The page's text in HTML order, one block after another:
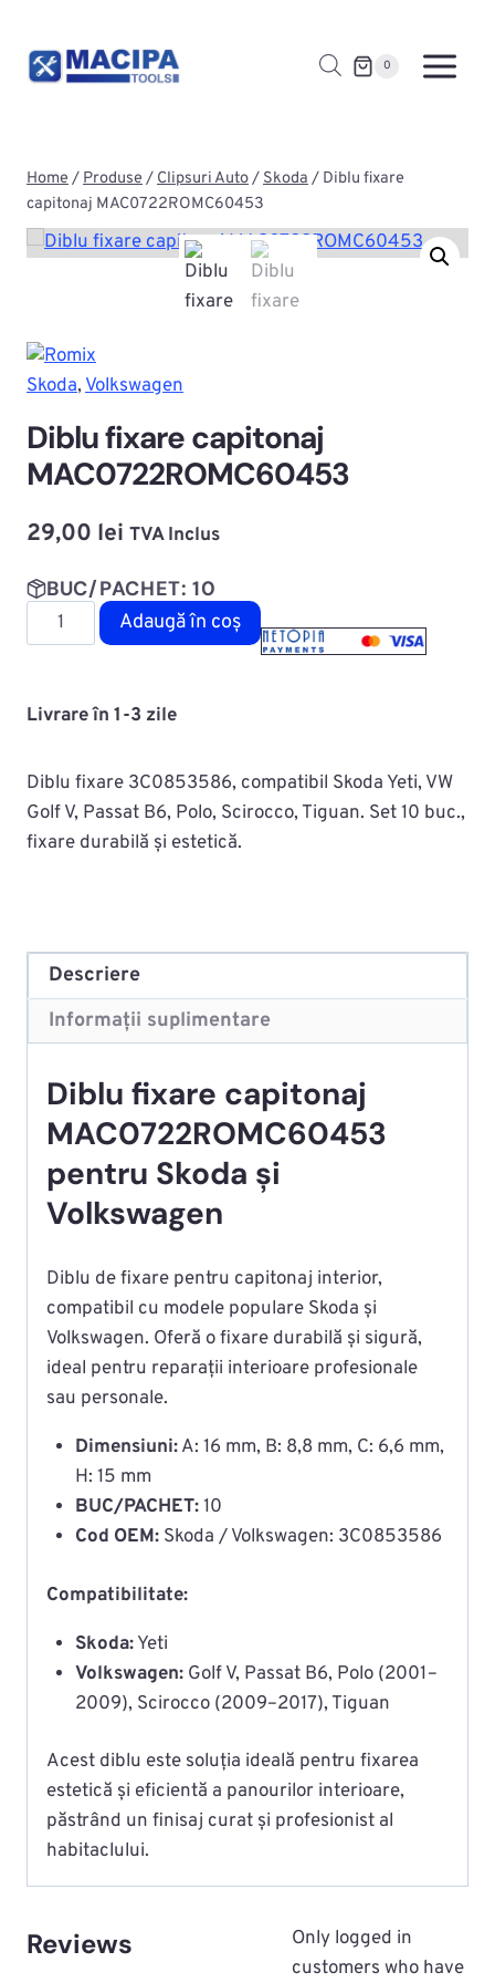
content
0
Home/Produse/Clipsuri Auto/Skoda/ Diblu fixare
capitonaj MAC0722ROMC60453
Skoda, Volkswagen
Diblu fixare capitonaj
MAC0722ROMC60453
29,00 lei TVA Inclus
BUC/PACHET: 10
Cantitate
Diblu
capitonaj
Adaugă în coș
Livrare în 1-3 zile
Diblu fixare 3C0853586, compatibil Skoda Yeti, VW
Golf V, Passat B6, Polo, Scirocco, Tiguan. Set 10 buc.,
fixare durabilă și estetică.
Descriere
Informații suplimentare
Diblu fixare capitonaj
MAC0722ROMC60453
pentru Skoda și
Volkswagen
Diblu de fixare pentru capitonaj interior,
compatibil cu modele populare Skoda și
Volkswagen. Oferă o fixare durabilă și sigură,
ideal pentru reparații interioare profesionale
sau personale.
Dimensiuni:A: 16 mm, B: 8,8 mm, C: 6,6 mm,
H: 15 mm
BUC/PACHET:10
Cod OEM:Skoda / Volkswagen: 3C0853586
Compatibilitate:
Skoda:Yeti
Volkswagen:Golf V, Passat B6, Polo (2001–
2009), Scirocco (2009–2017), Tiguan
Acest diblu este soluția ideală pentru fixarea
estetică și eficientă a panourilor interioare,
păstrând un finisaj curat și profesionist al
habitaclului.
Reviews
Only logged in
customers who have